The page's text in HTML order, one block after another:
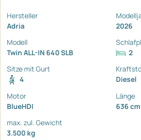
Hersteller
Adria
2026
Modell
Twin ALL-IN 640 SLB
2
Sitze mit Gurt
4
Diesel
Motor
BlueHDI
Länge
636 cm
max. zul. Gewicht
3.500 kg